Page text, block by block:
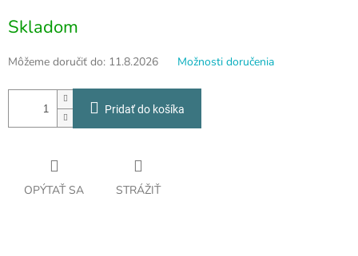
cena:
Skladom
Môžeme doručiť do: 11.8.2026 Možnosti doručenia
Pridať do košíka
OPÝTAŤ SA STRÁŽIŤ